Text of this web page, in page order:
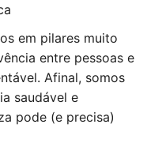
em pilares muito
entre pessoas e
Afinal, somos
saudável e
pode (e precisa)